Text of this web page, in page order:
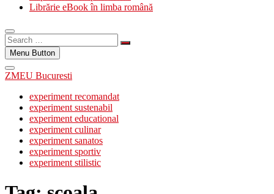
Librărie eBook în limba română
Search
…Menu Button
ZMEU Bucuresti
experiment recomandat
experiment sustenabil
experiment educational
experiment culinar
experiment sanatos
experiment sportiv
experiment stilistic